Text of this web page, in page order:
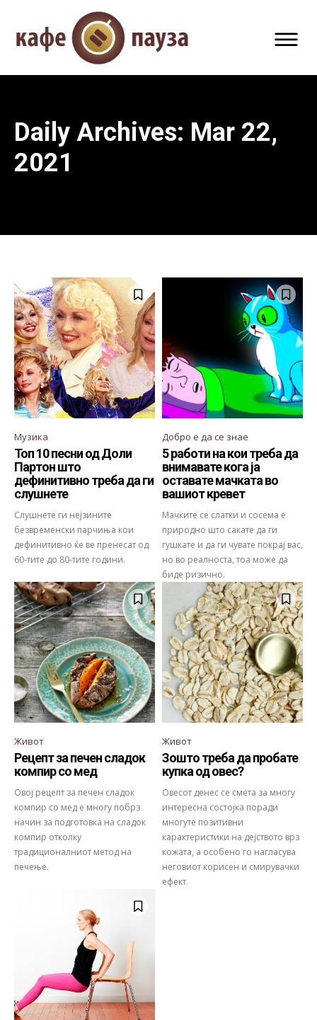
Daily Archives: Mar 22,
2021
Музика
Топ 10 песни од Доли
Партон што
дефинитивно треба да ги
слушнете
Слушнете ги нејзините
безвременски парчиња кои
дефинитивно ќе ве пренесат од
60-тите до 80-тите години.
Добро е да се знае
5 работи на кои треба да
внимавате кога ја
оставате мачката во
вашиот кревет
Мачките се слатки и сосема е
природно што сакате да ги
гушкате и да ги чувате покрај вас,
но во реалноста, тоа може да
биде ризично.
Живот
Рецепт за печен сладок
компир со мед
Овој рецепт за печен сладок
компир со мед е многу побрз
начин за подготовка на сладок
компир отколку
традиционалниот метод на
печење.
Живот
Зошто треба да пробате
купка од овес?
Овесот денес се смета за многу
интересна состојка поради
многуте позитивни
карактеристики на дејството врз
кожата, а особено го нагласува
неговиот корисен и смирувачки
ефект.